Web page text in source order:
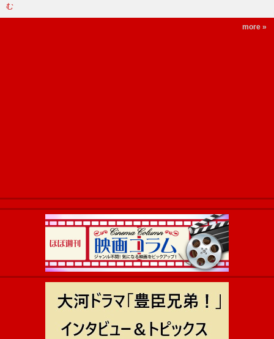
む
more »